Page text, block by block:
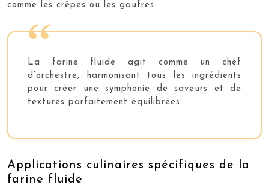
comme les crêpes ou les gaufres.
La farine fluide agit comme un chef
d’orchestre, harmonisant tous les ingrédients
pour créer une symphonie de saveurs et de
textures parfaitement équilibrées.
Applications culinaires spécifiques de la
farine fluide